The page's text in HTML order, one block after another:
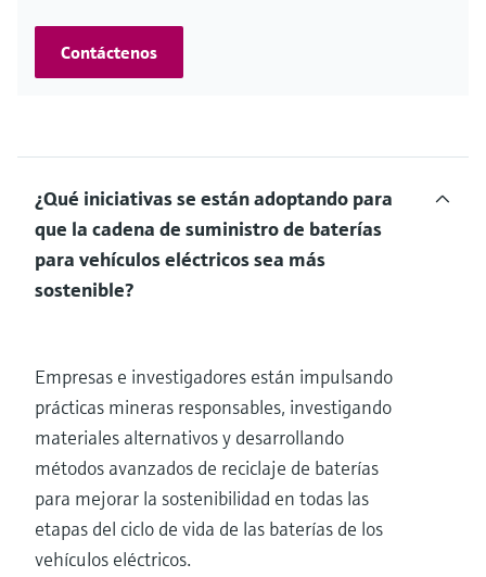
Contáctenos
¿Qué iniciativas se están adoptando para
que la cadena de suministro de baterías
para vehículos eléctricos sea más
sostenible?
Empresas e investigadores están impulsando
prácticas mineras responsables, investigando
materiales alternativos y desarrollando
métodos avanzados de reciclaje de baterías
para mejorar la sostenibilidad en todas las
etapas del ciclo de vida de las baterías de los
vehículos eléctricos.